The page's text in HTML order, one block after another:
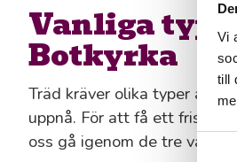
Vi
till
Vanliga
Botkyrka
Träd kräver olika typer av
uppnå. För att få ett friskt
oss gå igenom de tre